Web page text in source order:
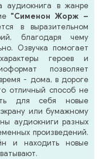
аудиокнига в жанре
"Сименон Жорж –
в выразительном
благодаря чему
Озвучка помогает
героев и
позволяет
- дома, в дороге
отличный способ не
для себя новые
или бумажному
аудиокниги разных
произведений.
и находить новые